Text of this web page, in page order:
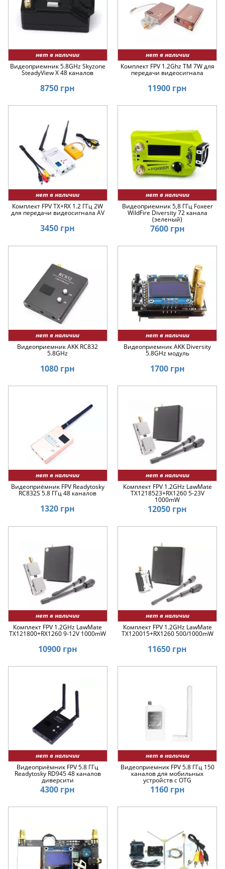
нет в наличии
Видеоприемник 5.8GHz Skyzone
SteadyView X 48 каналов
8750 грн
нет в наличии
Комплект FPV 1.2Ghz TM 7W для
передачи видеосигнала
11900 грн
нет в наличии
Комплект FPV TX+RX 1.2 ГГц 2W
для передачи видеосигнала AV
3450 грн
нет в наличии
Видеоприемник 5,8 ГГц Foxeer
WildFire Diversity 72 канала
(зеленый)
7600 грн
нет в наличии
Видеоприемник AKK RC832
5.8GHz
1080 грн
нет в наличии
Видеоприемник AKK Diversity
5.8GHz модуль
1700 грн
нет в наличии
Видеоприёмник FPV Readytosky
RC832S 5.8 ГГц 48 каналов
1320 грн
нет в наличии
Комплект FPV 1.2GHz LawMate
TX1218523+RX1260 5-23V
1000mW
12050 грн
нет в наличии
Комплект FPV 1.2GHz LawMate
TX121800+RX1260 9-12V 1000mW
10900 грн
нет в наличии
Комплект FPV 1.2GHz LawMate
TX120015+RX1260 500/1000mW
11650 грн
нет в наличии
Видеоприёмник FPV 5.8 ГГц
Readytosky RD945 48 каналов
диверсити
4300 грн
нет в наличии
Видеоприемник FPV 5.8 ГГц 150
каналов для мобильных
устройств с OTG
1160 грн